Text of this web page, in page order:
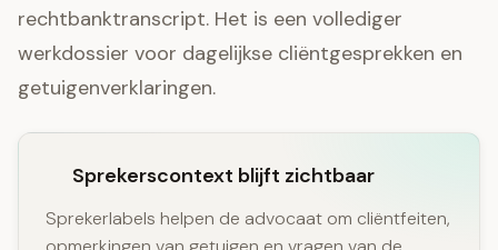
rechtbanktranscript. Het is een vollediger
werkdossier voor dagelijkse cliëntgesprekken en
getuigenverklaringen.
Sprekerscontext blijft zichtbaar
Sprekerlabels helpen de advocaat om cliëntfeiten,